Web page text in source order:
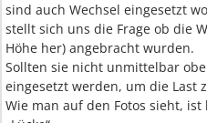
sind auch Wechsel eingesetzt
stellt sich uns die Frage ob die
Höhe her) angebracht wurden.
Sollten sie nicht unmittelbar
eingesetzt werden, um die Last
Wie man auf den Fotos sieht, ist